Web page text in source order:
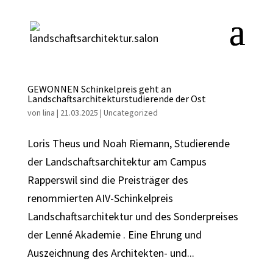
GEWONNEN Schinkelpreis geht an
Landschaftsarchitekturstudierende der Ost
von lina | 21.03.2025 | Uncategorized
Loris Theus und Noah Riemann, Studierende
der Landschaftsarchitektur am Campus
Rapperswil sind die Preisträger des
renommierten AIV-Schinkelpreis
Landschaftsarchitektur und des Sonderpreises
der Lenné Akademie . Eine Ehrung und
Auszeichnung des Architekten- und...